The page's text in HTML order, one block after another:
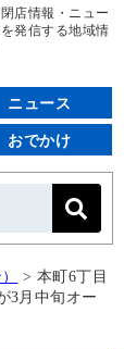
店情報・ニュー
発信する地域情
ニュース
おでかけ
> 本町6丁目
3月中旬オー